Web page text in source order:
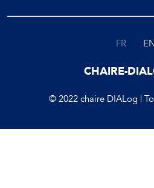
FR
CHAIRE-
© 2022 chaire DIALog |